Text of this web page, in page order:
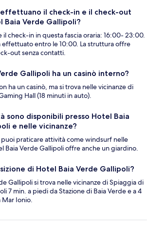
effettuano il check-in e il check-out
Baia Verde Gallipoli?
il check-in in questa fascia oraria: 16:00- 23:00.
effettuato entro le 10:00. La struttura offre
out senza contatti.
Gallipoli ha un casinò interno?
ha un casinò, ma si trova nelle vicinanze di
Hall (18 minuti in auto).
sono disponibili presso Hotel Baia
e nelle vicinanze?
puoi praticare attività come windsurf nelle
Baia Verde Gallipoli offre anche un giardino.
di Hotel Baia Verde Gallipoli?
Gallipoli si trova nelle vicinanze di Spiaggia di
7 min. a piedi da Stazione di Baia Verde e a 4
Mar Ionio.